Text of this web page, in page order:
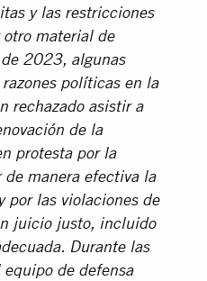
y las restricciones
material de
2023, algunas
políticas en la
rechazado asistir a
de la
protesta por la
manera efectiva la
por las violaciones de
juicio justo, incluido
Durante las
de defensa